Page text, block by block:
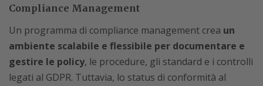
Compliance Management
Un programma di compliance management crea un
ambiente scalabile e flessibile per documentare e
gestire le policy, le procedure, gli standard e i controlli
legati al GDPR. Tuttavia, lo status di conformità al